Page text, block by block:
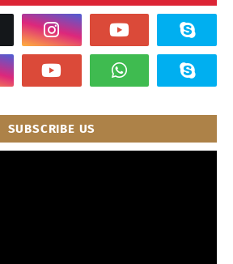
SUBSCRIBE US